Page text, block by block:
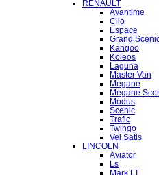
RENAULT
Avantime
Clio
Espace
Grand
Kangoo
Koleos
Laguna
Master Van
Megane
Megane
Modus
Scenic
Trafic
Twingo
Vel Satis
LINCOLN
Aviator
Ls
Mark LT